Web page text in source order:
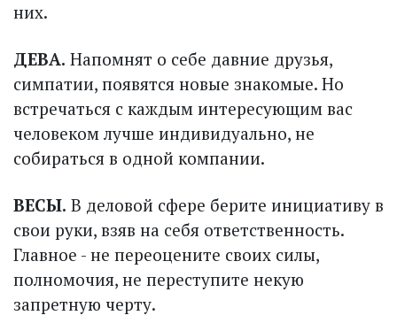
них.
ДЕВА. Напомнят о себе давние друзья,
симпатии, появятся новые знакомые. Но
встречаться с каждым интересующим вас
человеком лучше индивидуально, не
собираться в одной компании.
ВЕСЫ. В деловой сфере берите инициативу в
свои руки, взяв на себя ответственность.
Главное - не переоцените своих силы,
полномочия, не переступите некую
запретную черту.